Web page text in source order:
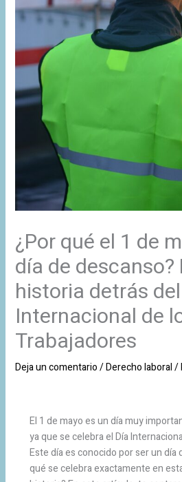
¿Por qué el 1 de
día de descanso?
historia detrás
Internacional de
Trabajadores
Deja un comentario/Derecho laboral/
El 1 de mayo es un día muy
ya que se celebra el Día
Este día es conocido por ser un día
qué se celebra exactamente en